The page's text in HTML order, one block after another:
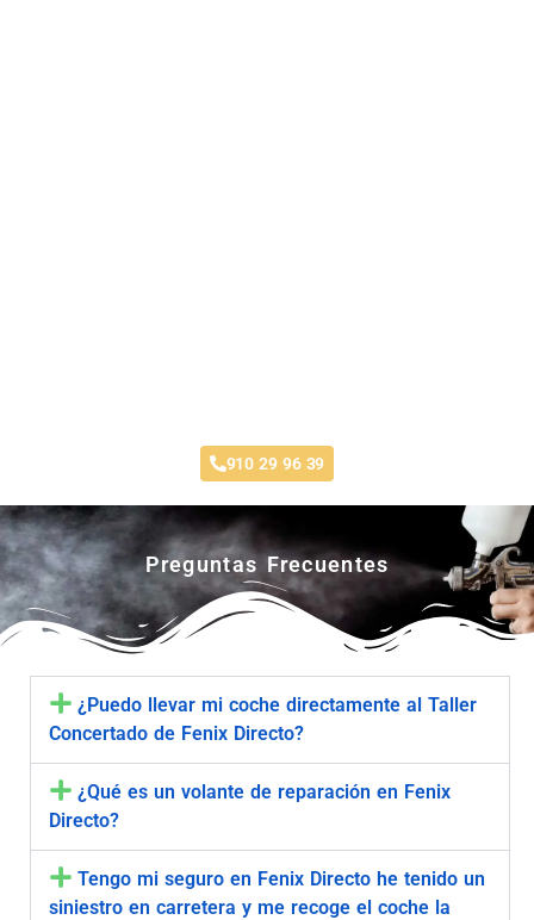
910 29 96 39
Preguntas Frecuentes
¿Puedo llevar mi coche directamente al Taller
Concertado de Fenix Directo?
¿Qué es un volante de reparación en Fenix
Directo?
Tengo mi seguro en Fenix Directo he tenido un
siniestro en carretera y me recoge el coche la